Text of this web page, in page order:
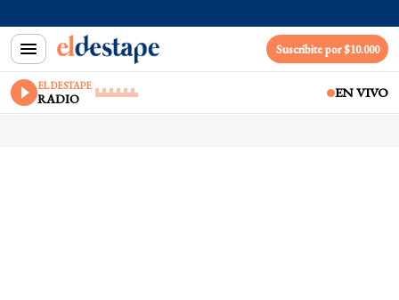
Suscribite por $10.000
EL DESTAPE
RADIO EN VIVO